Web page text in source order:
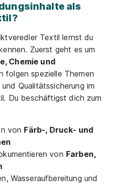
als
Textil lernst du
Zuerst geht es um
Chemie und
folgen spezielle Themen
Qualitätssicherung im
Du beschäftigst dich zum
von Färb-, Druck- und
von Farben,
Wasseraufbereitung und